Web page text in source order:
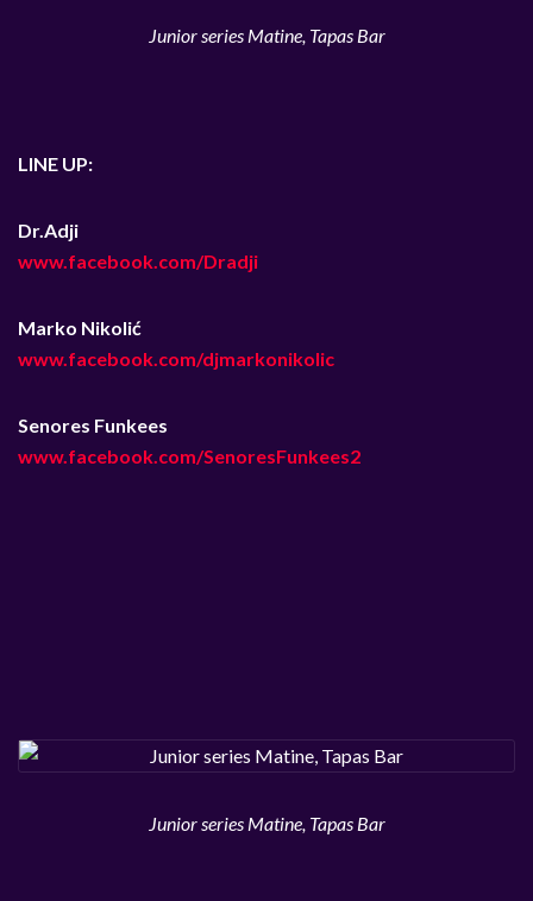
Junior series Matine, Tapas Bar
LINE UP:
Dr.Adji
www.facebook.com/Dradji
Marko Nikolić
www.facebook.com/djmarkonikolic
Senores Funkees
www.facebook.com/SenoresFunkees2
Junior series Matine, Tapas Bar